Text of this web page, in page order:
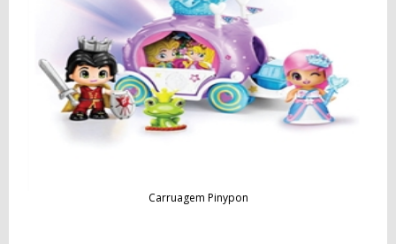
Carruagem Pinypon